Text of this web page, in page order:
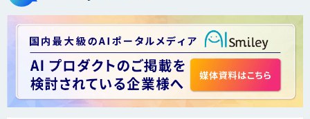
Docify（ドシファイ）